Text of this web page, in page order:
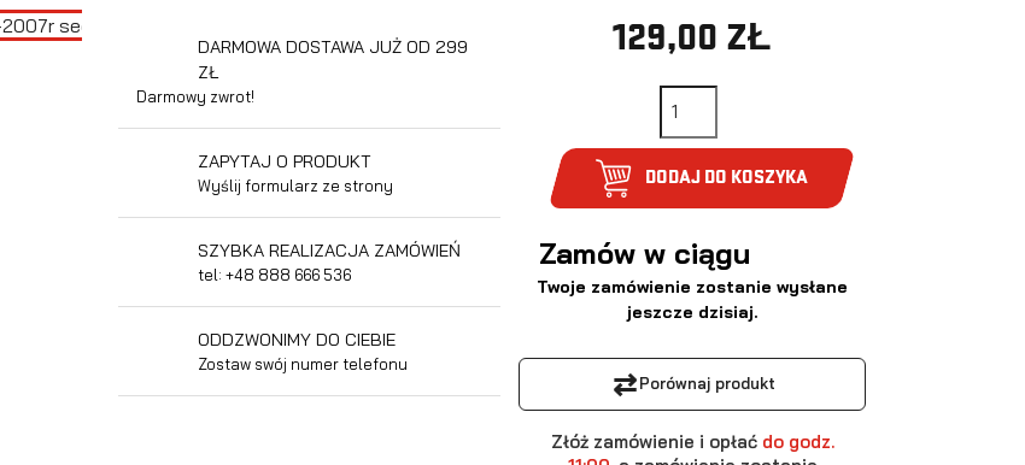
DARMOWA DOSTAWA JUŻ OD 299
ZŁ
Darmowy zwrot!
ZAPYTAJ O PRODUKT
Wyślij formularz ze strony
SZYBKA REALIZACJA ZAMÓWIEŃ
tel: +48 888 666 536
ODDZWONIMY DO CIEBIE
Zostaw swój numer telefonu
129,00 ZŁ
DODAJ DO KOSZYKA
Zamów w ciągu
Twoje zamówienie zostanie wysłane
jeszcze dzisiaj.
⇄ Porównaj produkt
Złóż zamówienie i opłaćdo godz.